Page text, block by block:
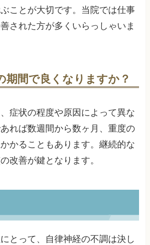
ことが大切です。当院では仕事
された方が多くいらっしゃいま
期間で良くなりますか？
症状の程度や原因によって異な
れば数週間から数ヶ月、重度の
かることもあります。継続的な
改善が鍵となります。
とって、自律神経の不調は決し